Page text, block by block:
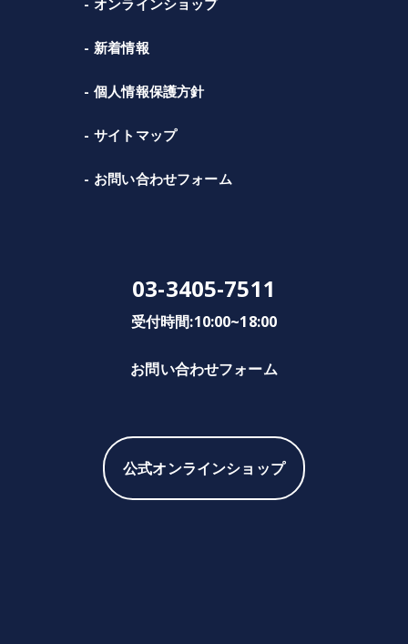
オンラインショップ
新着情報
個人情報保護方針
サイトマップ
お問い合わせフォーム
03-3405-7511
受付時間:10:00~18:00
お問い合わせフォーム
公式オンラインショップ